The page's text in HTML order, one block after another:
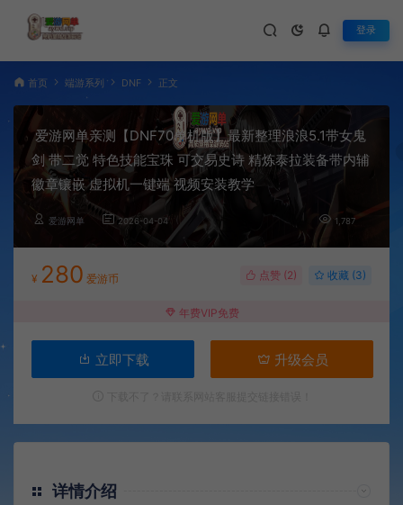
登录
首页 端游系列 DNF 正文
爱游网单亲测【DNF70单机版】最新整理浪浪5.1带女鬼
剑 带二觉 特色技能宝珠 可交易史诗 精炼泰拉装备带内辅
徽章镶嵌 虚拟机一键端 视频安装教学
爱游网单 2026-04-04 1,787
¥ 280 爱游币 点赞 (2) 收藏 (3)
年费VIP免费
立即下载 升级会员
详情介绍